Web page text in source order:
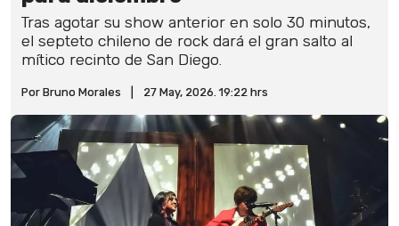
Tras agotar su show anterior en solo 30 minutos,
el septeto chileno de rock dará el gran salto al
mítico recinto de San Diego.
Por Bruno Morales 27 May, 2026. 19:22 hrs